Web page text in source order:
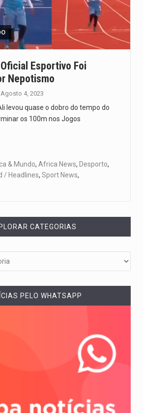
De acordo com as autoridades de saúde da Faixa de…
Esportivo Foi
Nepotismo
Agosto 4, 2023
levou quase o dobro do tempo do
os 100m nos Jogos
& Mundo, Africa News, Desporto,
/ Headlines, Sport News,
CATEGORIAS
PELO WHATSAPP